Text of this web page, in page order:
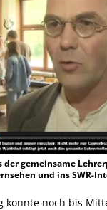
der gemeinsame
und ins SWR-
konnte noch bis